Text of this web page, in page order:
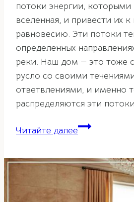
потоки энергии, которыми
вселенная, и привести их
равновесию. Эти потоки
определенных
реки. Наш дом — это тоже
русло со своими
ответвлениями, и именно
распределяются эти
Читайте далееБеспорядок
влияние
на
жизнь